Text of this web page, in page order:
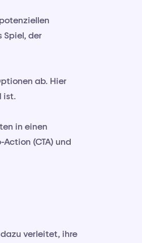
Spiel, der
ab. Hier
ist.
in einen
(CTA) und
verleitet, ihre